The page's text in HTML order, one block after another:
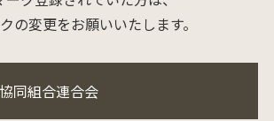
の変更をお願いいたします。
同組合連合会